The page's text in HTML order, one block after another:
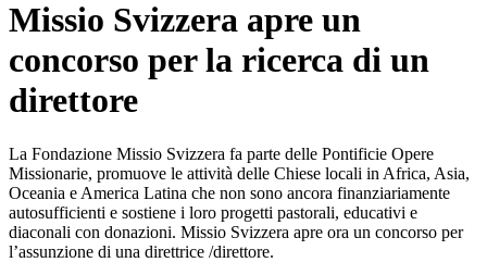
Missio Svizzera apre un
concorso per la ricerca di un
direttore
La Fondazione Missio Svizzera fa parte delle Pontificie Opere
Missionarie, promuove le attività delle Chiese locali in Africa, Asia,
Oceania e America Latina che non sono ancora finanziariamente
autosufficienti e sostiene i loro progetti pastorali, educativi e
diaconali con donazioni. Missio Svizzera apre ora un concorso per
l’assunzione di una direttrice /direttore.